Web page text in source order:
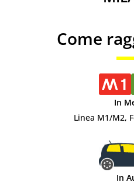
Come
In
Linea M1/M2,
In